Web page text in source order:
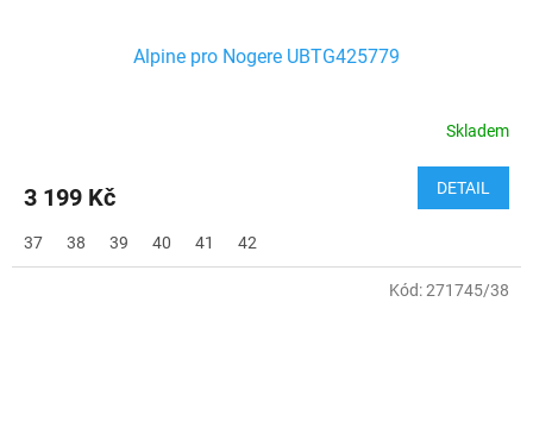
Alpine pro Nogere UBTG425779
Skladem
3 199 Kč DETAIL
37 38 39 40 41 42
Kód:271745/38